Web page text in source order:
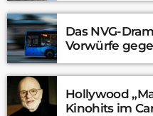
Das NVG-
Vorwürfe
Hollywood
Kinohits im